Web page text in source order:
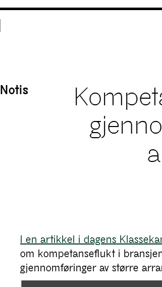
Notis
I en artikkel i dagens
om kompetanseflukt i
gjennomføringer av større